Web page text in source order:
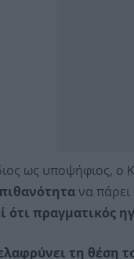
ως υποψήφιος, ο
να πάρει
ότι πραγματικός
τη θέση